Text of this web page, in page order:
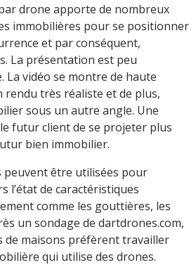
drone apporte de nombreux
immobilières pour se positionner
et par conséquent,
La présentation est peu
La vidéo se montre de haute
très réaliste et de plus,
sous un autre angle. Une
futur client de se projeter plus
bien immobilier.
peuvent être utilisées pour
l’état de caractéristiques
comme les gouttières, les
un sondage de dartdrones.com,
de maisons préfèrent travailler
qui utilise des drones.